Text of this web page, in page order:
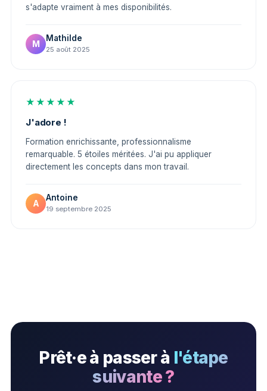
s'adapte vraiment à mes disponibilités.
M
Mathilde
25 août 2025
★★★★★
J'adore !
Formation enrichissante, professionnalisme
remarquable. 5 étoiles méritées. J'ai pu appliquer
directement les concepts dans mon travail.
A
Antoine
19 septembre 2025
Prêt·e à passer à l'étape
suivante ?